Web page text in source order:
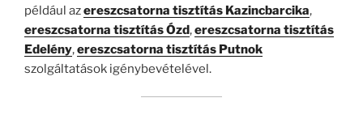
például azereszcsatorna tisztítás Kazincbarcika,
ereszcsatorna tisztítás Ózd,ereszcsatorna tisztítás
Edelény,ereszcsatorna tisztítás Putnok
szolgáltatások igénybevételével.